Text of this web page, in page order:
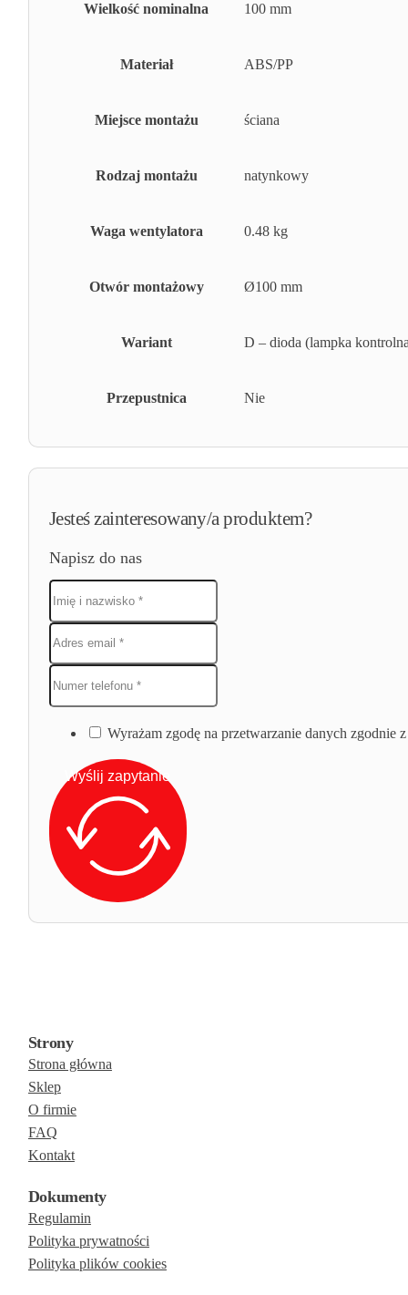
Wielkość nominalna 100 mm
Materiał ABS/PP
Miejsce montażu ściana
Rodzaj montażu natynkowy
Waga wentylatora 0.48 kg
Otwór montażowy Ø100 mm
Wariant D – dioda (lampka
Przepustnica Nie
Jesteś zainteresowany/a produktem?
Napisz do nas
Wyrażam zgodę na przetwarzanie danych zgodnie
Wyślij zapytanie
Strony
Strona główna
Sklep
O firmie
FAQ
Kontakt
Dokumenty
Regulamin
Polityka prywatności
Polityka plików cookies